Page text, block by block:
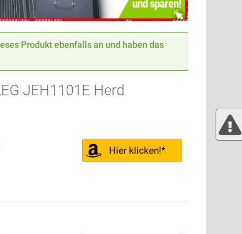
Produkt ebenfalls an und haben das
JEH1101E Herd
Hier klicken!*